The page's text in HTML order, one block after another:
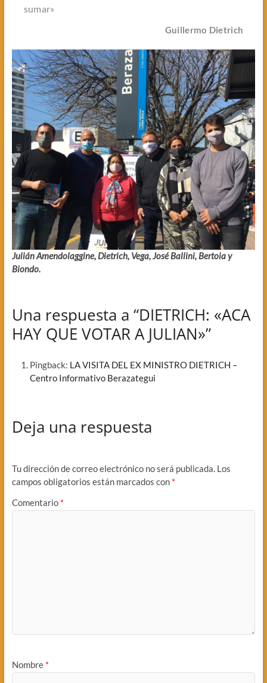
sumar»
Guillermo Dietrich
Julián Amendolaggine, Dietrich, Vega, José Ballini, Bertoia y
Biondo.
Una respuesta a “DIETRICH: «ACA
HAY QUE VOTAR A JULIAN»”
Pingback: LA VISITA DEL EX MINISTRO DIETRICH –
Centro Informativo Berazategui
Deja una respuesta
Tu dirección de correo electrónico no será publicada. Los
campos obligatorios están marcados con *
Comentario *
Nombre *